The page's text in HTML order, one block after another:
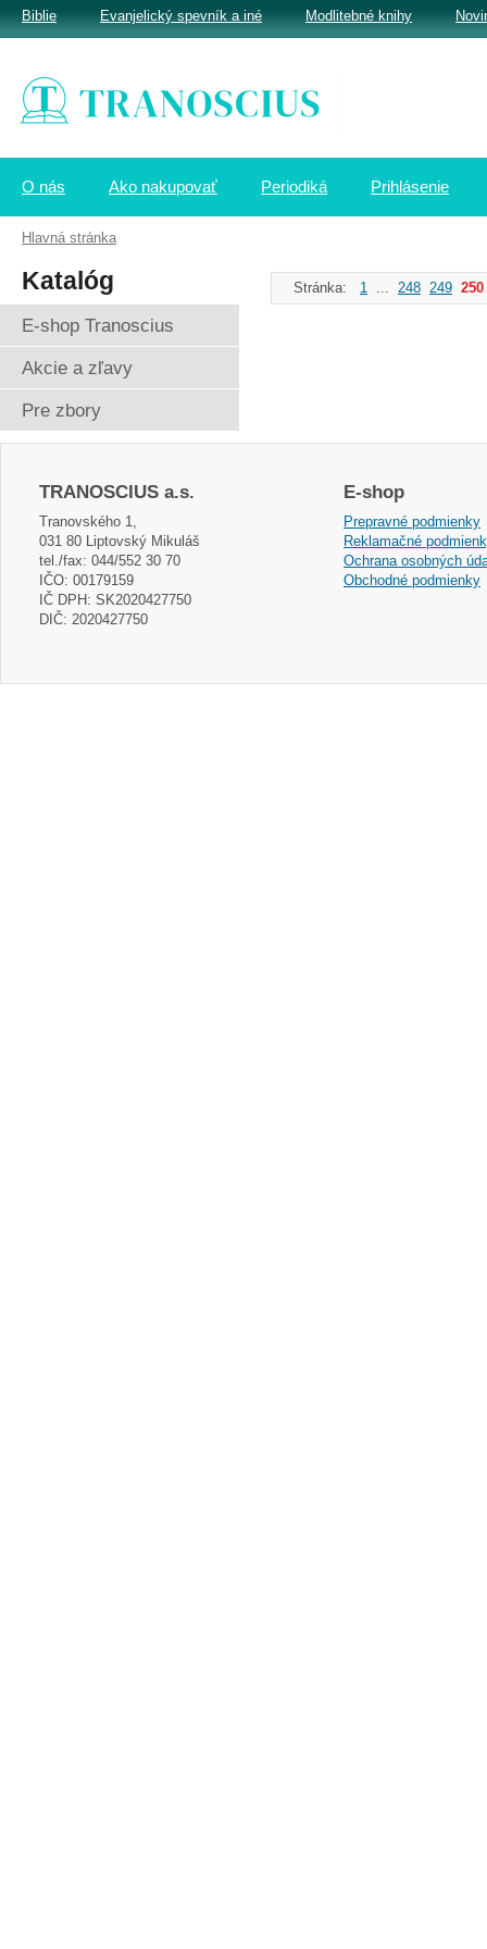
O nás Ako nakupovať Periodiká Prihlásenie
Stránka: 1 ... 248 249 250
Katalóg
E-shop Tranoscius
Akcie a zľavy
Pre zbory
TRANOSCIUS a.s.
Tranovského 1,
031 80 Liptovský Mikuláš
tel./fax: 044/552 30 70
IČO: 00179159
IČ DPH: SK2020427750
DIČ: 2020427750
E-shop
Prepravné podmienky
Reklamačné
Ochrana osobných
Obchodné podmienky
Biblie Evanjelický spevník a iné Modlitebné knihy
Hlavná stránka